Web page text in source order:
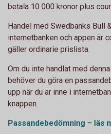
betala 10 000 kronor plus
Handel med Swedbanks Bull
internetbanken och appen är
gäller ordinarie prislista.
Om du inte handlat med
behöver du göra en
upp när du är inne i
knappen.
Passandebedömning – läs